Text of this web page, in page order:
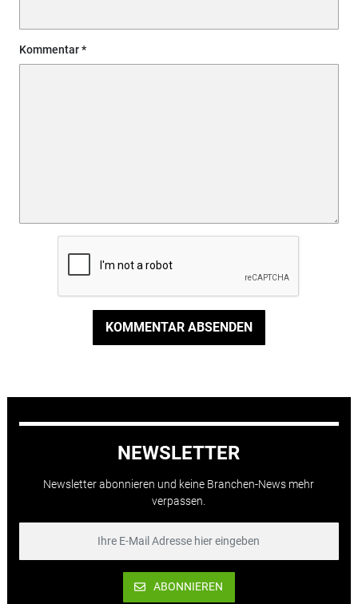
Kommentar
KOMMENTAR ABSENDEN
NEWSLETTER
Newsletter abonnieren und keine Branchen-News mehr
verpassen.
ABONNIEREN